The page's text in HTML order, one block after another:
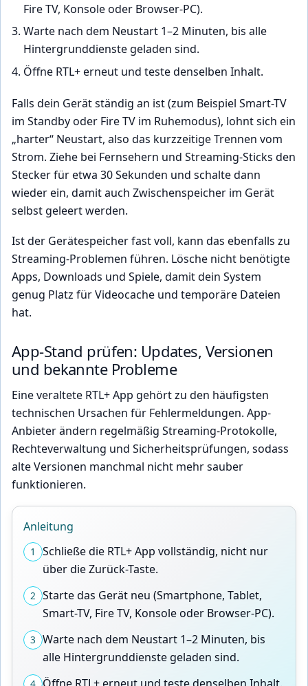
Fire TV, Konsole oder Browser-PC).
Warte nach dem Neustart 1–2 Minuten, bis alle
Hintergrunddienste geladen sind.
Öffne RTL+ erneut und teste denselben Inhalt.
Falls dein Gerät ständig an ist (zum Beispiel Smart-TV
im Standby oder Fire TV im Ruhemodus), lohnt sich ein
„harter“ Neustart, also das kurzzeitige Trennen vom
Strom. Ziehe bei Fernsehern und Streaming-Sticks den
Stecker für etwa 30 Sekunden und schalte dann
wieder ein, damit auch Zwischenspeicher im Gerät
selbst geleert werden.
Ist der Gerätespeicher fast voll, kann das ebenfalls zu
Streaming-Problemen führen. Lösche nicht benötigte
Apps, Downloads und Spiele, damit dein System
genug Platz für Videocache und temporäre Dateien
hat.
App-Stand prüfen: Updates, Versionen
und bekannte Probleme
Eine veraltete RTL+ App gehört zu den häufigsten
technischen Ursachen für Fehlermeldungen. App-
Anbieter ändern regelmäßig Streaming-Protokolle,
Rechteverwaltung und Sicherheitsprüfungen, sodass
alte Versionen manchmal nicht mehr sauber
funktionieren.
Anleitung
1
Schließe die RTL+ App vollständig, nicht nur
über die Zurück-Taste.
2 Starte das Gerät neu (Smartphone, Tablet,
Smart-TV, Fire TV, Konsole oder Browser-PC).
3 Warte nach dem Neustart 1–2 Minuten, bis
alle Hintergrunddienste geladen sind.